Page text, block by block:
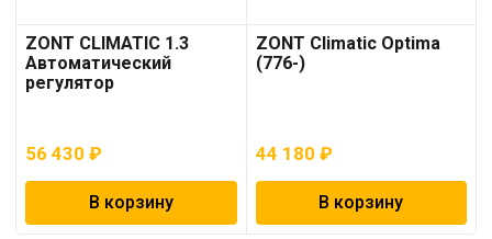
ZONT CLIMATIC 1.3
Автоматический
регулятор
56 430 ₽
В корзину
ZONT Climatic Optima
(776-)
44 180 ₽
В корзину